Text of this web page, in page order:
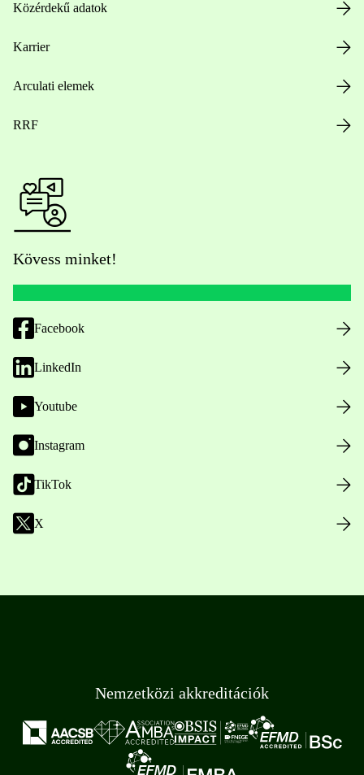
Közérdekű adatok
Karrier
Arculati elemek
RRF
Kövess minket!
Facebook
LinkedIn
Youtube
Instagram
TikTok
X
Nemzetközi akkreditációk